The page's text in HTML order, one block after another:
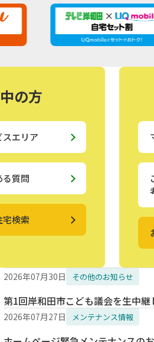
の方
スエリア
る質問
宅検索
2026年07月30日 その他のお知らせ
第1回岸和田市こども議会を生中継
2026年07月27日 メンテナンス情報